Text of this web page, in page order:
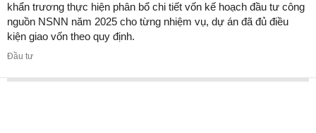
khẩn trương thực hiện phân bổ chi tiết vốn kế hoạch đầu tư công
nguồn NSNN năm 2025 cho từng nhiệm vụ, dự án đã đủ điều
kiện giao vốn theo quy định.
Đầu tư